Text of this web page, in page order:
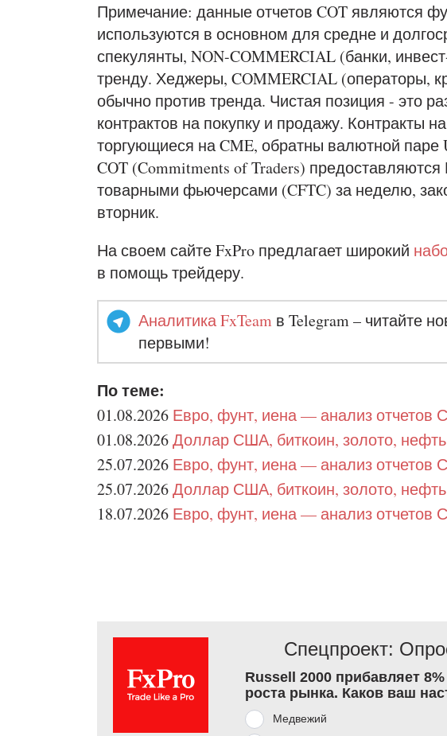
Примечание: данные отчетов COT являются
используются в основном для средне и
спекулянты, NON-COMMERCIAL (банки,
тренду. Хеджеры, COMMERCIAL (операторы,
обычно против тренда. Чистая позиция - это
контрактов на покупку и продажу. Контракты
торгующиеся на CME, обратны валютной паре
COT (Commitments of Traders)
товарными фьючерсами (CFTC) за неделю,
вторник.
На своем сайте FxPro предлагает широкий
в помощь трейдеру.
Аналитика FxTeam в Telegram – читайте
первыми!
По теме:
01.08.2026 Евро, фунт, иена — анализ отчетов
01.08.2026Доллар США, биткоин, золото,
25.07.2026 Евро, фунт, иена — анализ отчетов
25.07.2026Доллар США, биткоин, золото,
18.07.2026 Евро, фунт, иена — анализ отчетов
Спецпроект:
Russell 2000 прибавляет
роста рынка. Каков ваш
Медвежий